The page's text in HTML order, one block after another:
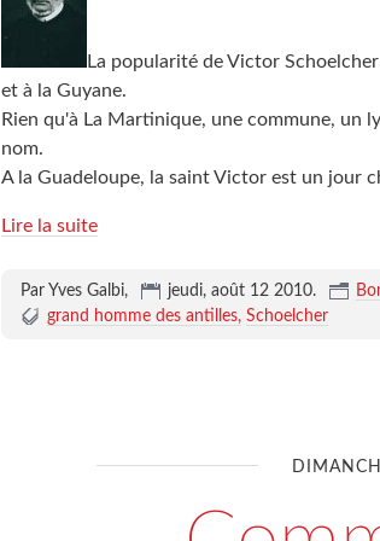
La popularité de Victor
et à la Guyane.
Rien qu'à La Martinique, une commune, un
nom.
A la Guadeloupe, la saint Victor est un jour
Lire la suite
Par Yves Galbi, jeudi, août 12 2010.
grand homme des antilles Schoelcher